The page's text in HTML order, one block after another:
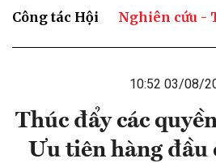
Công tác Hội Nghiên cứu -
10:52 03/08/
Thúc đẩy các
Ưu tiên hàng đầu